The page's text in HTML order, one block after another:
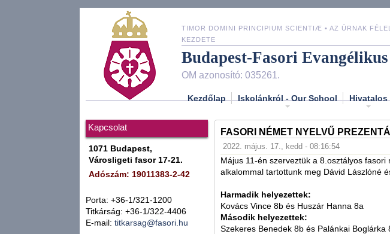
TIMOR DOMINI PRINCIPIUM SCIENTIÆ • AZ ÚRNAK
KEZDETE
Budapest-Fasori
OM azonosító: 035261.
Kezdőlap Iskolánkról - Our School Hivatalos
Kapcsolat
1071 Budapest,
Városligeti fasor 17-21.
Adószám: 19011383-2-42
Porta: +36-1/321-1200
Titkárság: +36-1/322-4406
E-mail: titkarsag@fasori.hu
FASORI NÉMET NYELVŰ
2022. május. 17., kedd - 08:16:54
Május 11-én szerveztük a 8.osztályos
alkalommal tartottunk meg Dávid Lászlóné
Harmadik helyezettek:
Kovács Vince 8b és Huszár Hanna 8a
Második helyezettek:
Szekeres Benedek 8b és Palánkai Boglárka